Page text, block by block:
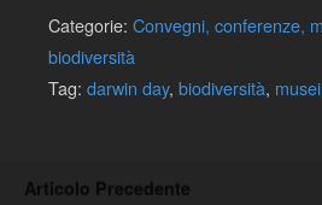
Categorie: Convegni, conferenze,
biodiversità
Tag: darwin day, biodiversità,
Articolo Precedente